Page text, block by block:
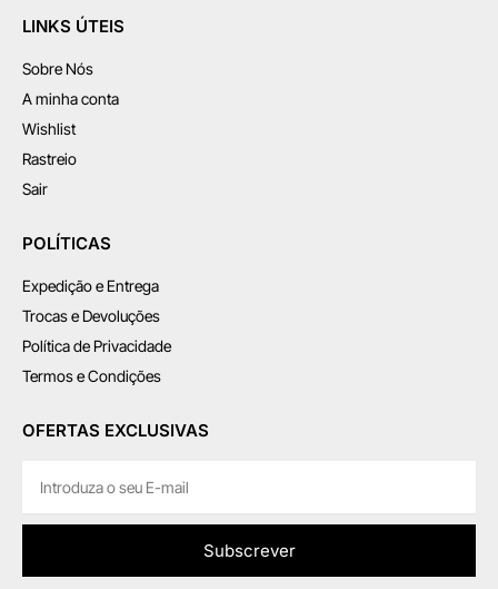
LINKS ÚTEIS
Sobre Nós
A minha conta
Wishlist
Rastreio
Sair
POLÍTICAS
Expedição e Entrega
Trocas e Devoluções
Política de Privacidade
Termos e Condições
OFERTAS EXCLUSIVAS
Subscrever